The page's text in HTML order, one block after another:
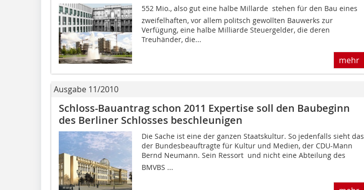
552 Mio., also gut eine halbe Millarde  stehen für den Bau eines
zweifelhaften, vor allem politsch gewollten Bauwerks zur
Verfügung, eine halbe Milliarde Steuergelder, die deren
Treuhänder, die...
mehr
Ausgabe 11/2010
Schloss-Bauantrag schon 2011 Expertise soll den Baubeginn
des Berliner Schlosses beschleunigen
Die Sache ist eine der ganzen Staatskultur. So jedenfalls sieht das
der Bundesbeauftragte für Kultur und Medien, der CDU-Mann
Bernd Neumann. Sein Ressort  und nicht eine Abteilung des
BMVBS ...